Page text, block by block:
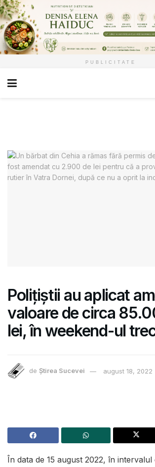
PUBLICITATE
Polițiștii au aplicat
valoare de circa
lei, în weekend-ul
de Știrea Sucevei august 18, 2022
În data de 15 august 2022, în